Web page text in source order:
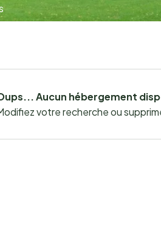
Aucun hébergement
votre recherche ou